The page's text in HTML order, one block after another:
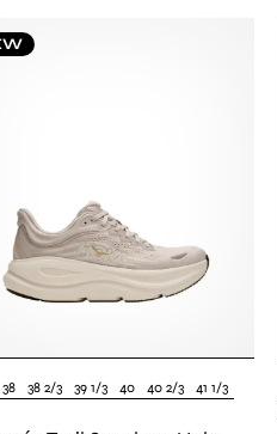
38 38 2/3 39 1/3 40 40 2/3 41 1/3